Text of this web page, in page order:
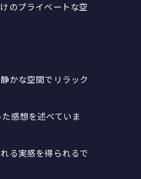
のプライベートな空
かな空間でリラック
感想を述べていま
る実感を得られるで